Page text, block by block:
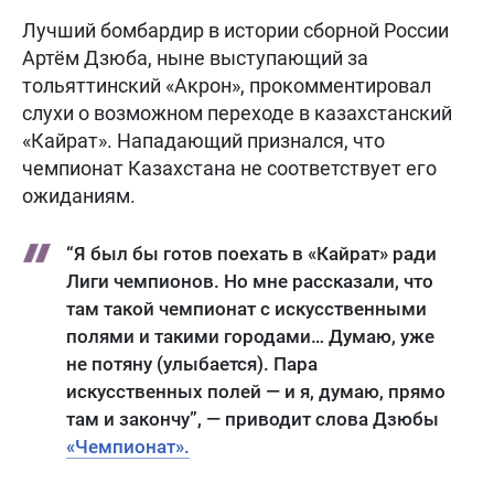
Лучший бомбардир в истории сборной России
Артём Дзюба, ныне выступающий за
тольяттинский «Акрон», прокомментировал
слухи о возможном переходе в казахстанский
«Кайрат». Нападающий признался, что
чемпионат Казахстана не соответствует его
ожиданиям.
“Я был бы готов поехать в «Кайрат» ради
Лиги чемпионов. Но мне рассказали, что
там такой чемпионат с искусственными
полями и такими городами… Думаю, уже
не потяну (улыбается). Пара
искусственных полей — и я, думаю, прямо
там и закончу”, — приводит слова Дзюбы
«Чемпионат».